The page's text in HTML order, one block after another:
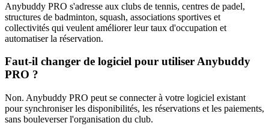
Anybuddy PRO s'adresse aux clubs de tennis, centres de padel,
structures de badminton, squash, associations sportives et
collectivités qui veulent améliorer leur taux d'occupation et
automatiser la réservation.
Faut-il changer de logiciel pour utiliser Anybuddy
PRO ?
Non. Anybuddy PRO peut se connecter à votre logiciel existant
pour synchroniser les disponibilités, les réservations et les paiements,
sans bouleverser l'organisation du club.